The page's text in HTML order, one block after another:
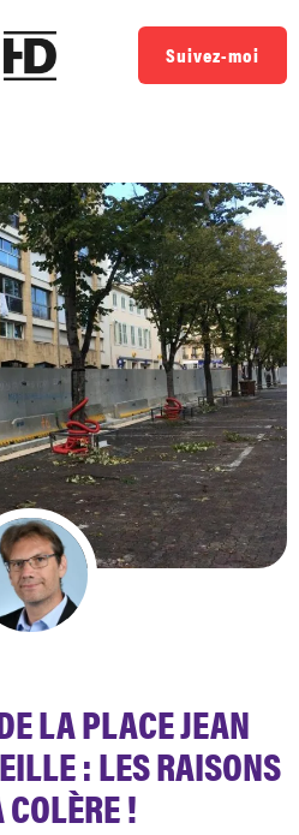
Suivez-moi
LA PLACE JEAN
: LES RAISONS
!